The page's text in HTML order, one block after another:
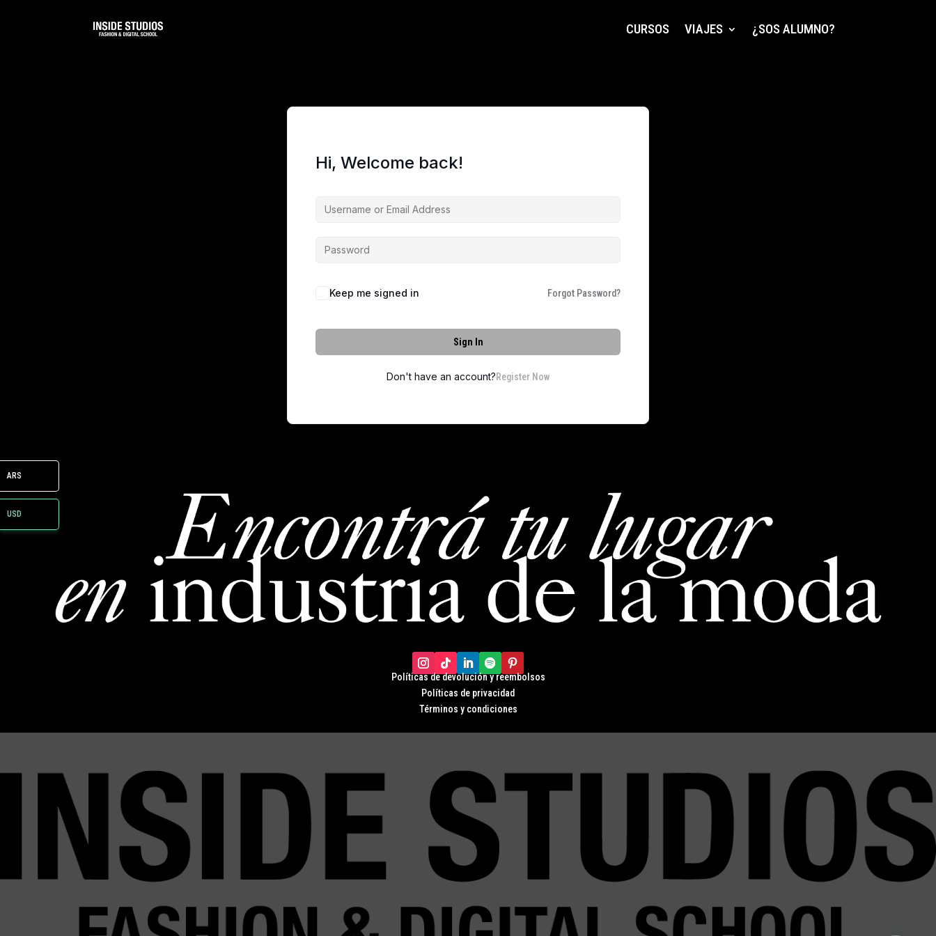
CURSOS VIAJES ¿SOS ALUMNO?
Hi, Welcome back!
Keep me signed in Forgot Password?
Sign In
Don't have an account?Register Now
Políticas de devolución y reembolsos
Políticas de privacidad
Términos y condiciones
ARS
USD